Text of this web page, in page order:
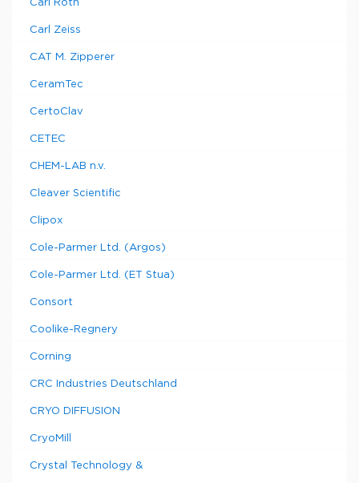
Carl Roth
Carl Zeiss
CAT M. Zipperer
CeramTec
CertoClav
CETEC
CHEM-LAB n.v.
Cleaver Scientific
Clipox
Cole-Parmer Ltd. (Argos)
Cole-Parmer Ltd. (ET Stua)
Consort
Coolike-Regnery
Corning
CRC Industries Deutschland
CRYO DIFFUSION
CryoMill
Crystal Technology &